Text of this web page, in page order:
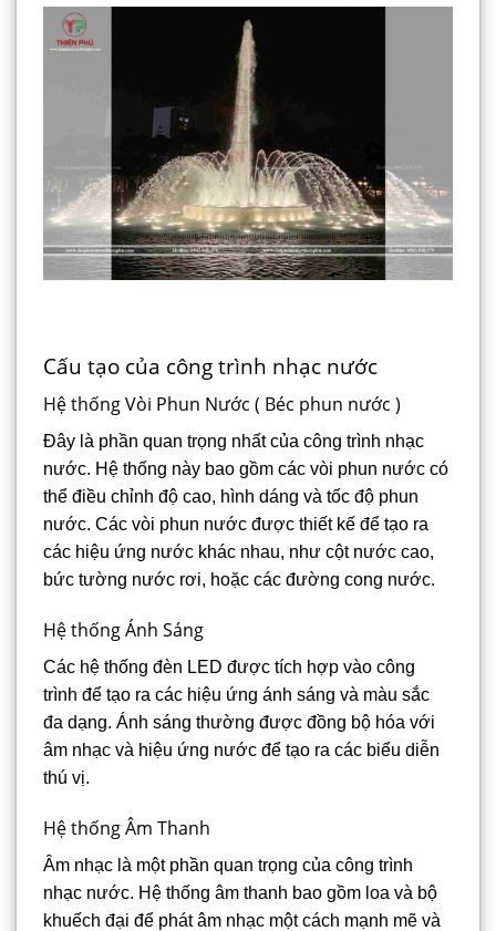
Cấu tạo của công trình nhạc nước
Hệ thống Vòi Phun Nước ( Béc phun nước )
Đây là phần quan trọng nhất của công trình nhạc
nước. Hệ thống này bao gồm các vòi phun nước có
thể điều chỉnh độ cao, hình dáng và tốc độ phun
nước. Các vòi phun nước được thiết kế để tạo ra
các hiệu ứng nước khác nhau, như cột nước cao,
bức tường nước rơi, hoặc các đường cong nước.
Hệ thống Ánh Sáng
Các hệ thống đèn LED được tích hợp vào công
trình để tạo ra các hiệu ứng ánh sáng và màu sắc
đa dạng. Ánh sáng thường được đồng bộ hóa với
âm nhạc và hiệu ứng nước để tạo ra các biểu diễn
thú vị.
Hệ thống Âm Thanh
Âm nhạc là một phần quan trọng của công trình
nhạc nước. Hệ thống âm thanh bao gồm loa và bộ
khuếch đại để phát âm nhạc một cách mạnh mẽ và